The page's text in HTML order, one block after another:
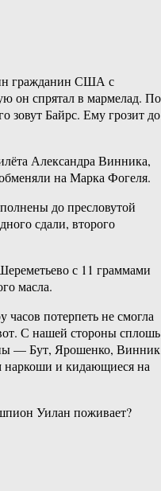
гражданин США с
он спрятал в мармелад. По
зовут Байрс. Ему грозит до
Александра Винника,
на Марка Фогеля.
до пресловутой
сдали, второго
с 11 граммами
масла.
часов потерпеть не смогла
С нашей стороны сплошь
— Бут, Ярошенко,
и кидающиеся на
Уилан поживает?